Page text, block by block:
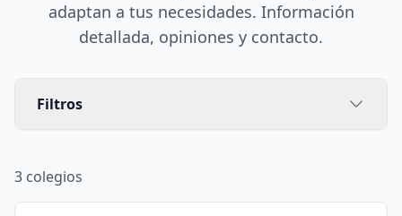
adaptan a tus necesidades. Información
detallada, opiniones y contacto.
Filtros
3 colegios